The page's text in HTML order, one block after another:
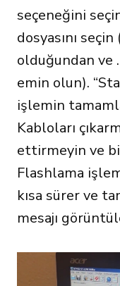
seçeneğini
dosyasını
olduğundan ve
emin olun).
işlemin
Kabloları
ettirmeyin ve
Flashlama
kısa sürer ve
mesajı